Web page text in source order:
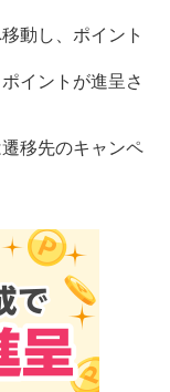
動し、ポイント
イントが進呈さ
移先のキャンペ